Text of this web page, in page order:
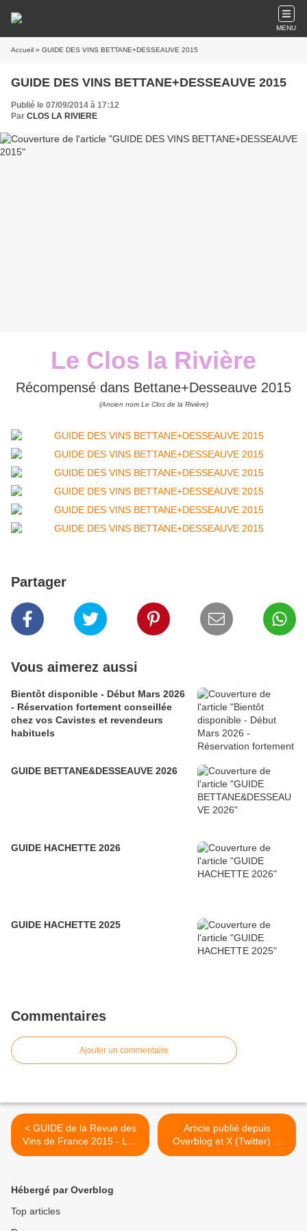
MENU
Accueil » GUIDE DES VINS BETTANE+DESSEAUVE 2015
GUIDE DES VINS BETTANE+DESSEAUVE 2015
Publié le 07/09/2014 à 17:12
Par CLOS LA RIVIERE
Le Clos la Rivière
Récompensé dans Bettane+Desseauve 2015
(Ancien nom Le Clos de la Rivière)
Partager
Vous aimerez aussi
Bientôt disponible - Début Mars 2026
- Réservation fortement conseillée
chez vos Cavistes et revendeurs
habituels
GUIDE BETTANE&DESSEAUVE 2026
GUIDE HACHETTE 2026
GUIDE HACHETTE 2025
Commentaires
Ajouter un commentaire
< GUIDE de la Revue des
Vins de France 2015 - Les
Bonnes Affaires à moins de
Article publié depuis
Overblog et X (Twitter) et
Facebook >
Hébergé par Overblog
Top articles